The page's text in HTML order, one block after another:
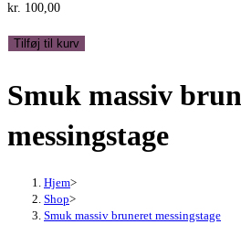
kr. 100,00
Smuk
bruneret
antal
Tilføj til kurv
Smuk massiv
messingstage
Hjem>
Shop>
Smuk massiv bruneret messingstage